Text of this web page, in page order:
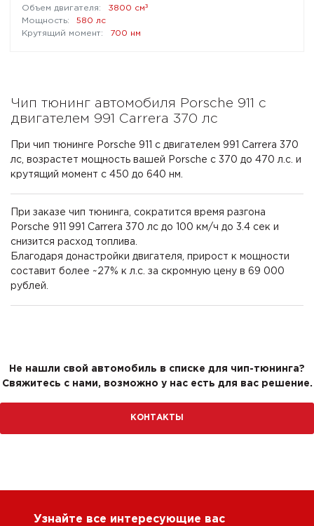
3800 см³
580 лс
700 нм
Чип тюнинг автомобиля Porsche 911 с
двигателем 991 Carrera 370 лс
При чип тюнинге Porsche 911 с двигателем 991 Carrera 370
лс, возрастет мощность вашей Porsche с 370 до 470 л.с. и
крутящий момент с 450 до 640 нм.
При заказе чип тюнинга, сократится время разгона
Porsche 911 991 Carrera 370 лс до 100 км/ч до 3.4 сек и
снизится расход топлива.
Благодаря донастройки двигателя, прирост к мощности
составит более ~27% к л.с. за скромную цену в 69 000
рублей.
Не нашли свой автомобиль в списке для чип-тюнинга?
Свяжитесь с нами, возможно у нас есть для вас решение.
КОНТАКТЫ
Узнайте все интересующие вас